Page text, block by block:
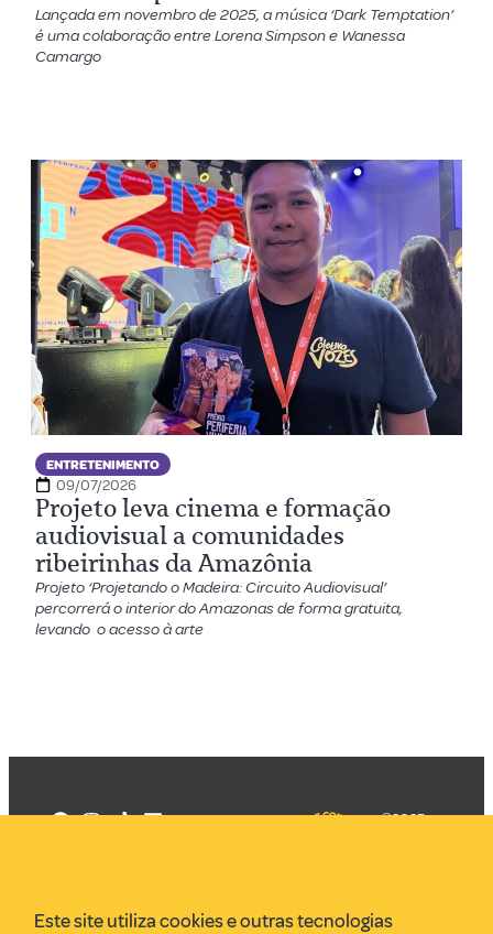
Lançada em novembro de 2025, a música ‘Dark Temptation’
é uma colaboração entre Lorena Simpson e Wanessa
Camargo
ENTRETENIMENTO
09/07/2026
Projeto leva cinema e formação
audiovisual a comunidades
ribeirinhas da Amazônia
Projeto ‘Projetando o Madeira: Circuito Audiovisual’
percorrerá o interior do Amazonas de forma gratuita,
levando o acesso à arte
©2025
Este site utiliza cookies e outras tecnologias